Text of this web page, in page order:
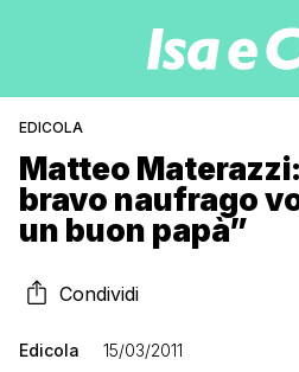
EDICOLA
Matteo
bravo naufrago
un buon papà”
Condividi
Edicola 15/03/2011